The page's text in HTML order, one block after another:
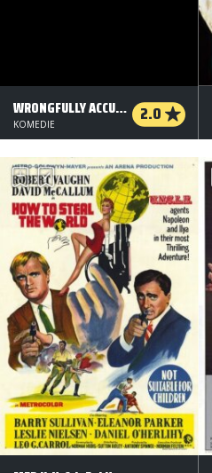
WRONGFULLY ACCUSED 2.0
KOMEDIE